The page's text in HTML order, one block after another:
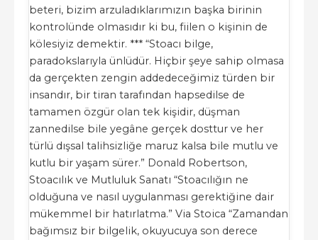
beteri, bizim arzuladıklarımızın başka birinin
kontrolünde olmasıdır ki bu, fiilen o kişinin de
kölesiyiz demektir. *** “Stoacı bilge,
paradokslarıyla ünlüdür. Hiçbir şeye sahip olmasa
da gerçekten zengin addedeceğimiz türden bir
insandır, bir tiran tarafından hapsedilse de
tamamen özgür olan tek kişidir, düşman
zannedilse bile yegâne gerçek dosttur ve her
türlü dışsal talihsizliğe maruz kalsa bile mutlu ve
kutlu bir yaşam sürer.” Donald Robertson,
Stoacılık ve Mutluluk Sanatı “Stoacılığın ne
olduğuna ve nasıl uygulanması gerektiğine dair
mükemmel bir hatırlatma.” Via Stoica “Zamandan
bağımsız bir bilgelik, okuyucuya son derece